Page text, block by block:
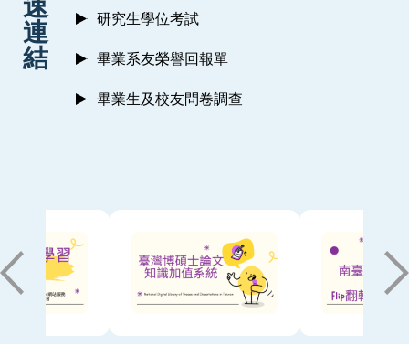
連
結
研究生學位考試
畢業系友榮譽回報單
畢業生及校友問卷調查